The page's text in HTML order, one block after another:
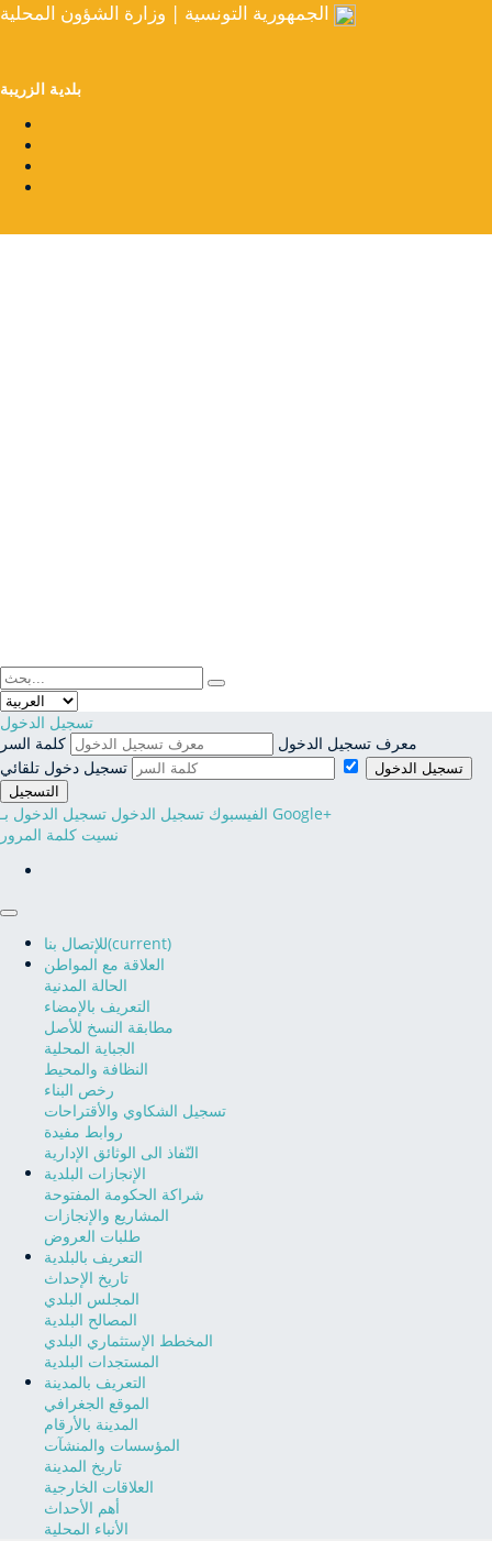
الجمهورية التونسية | وزارة الشؤون المحلية
بلدية الزريبة
فضاء الجمعيات
النفاذ إلى المعلومة
تسجيل الدخول
معرف تسجيل الدخول
كلمة السر
تسجيل دخول تلقائي
تسجيل الدخول
التسجيل
الفيسبوك تسجيل الدخول تسجيل الدخول بـ Google+
نسيت كلمة المرور
للإتصال بنا(current)
العلاقة مع المواطن
الحالة المدنية
التعريف بالإمضاء
مطابقة النسخ للأصل
الجباية المحلية
النظافة والمحيط
رخص البناء
تسجيل الشكاوي والأقتراحات
روابط مفيدة
النّفاذ الى الوثائق الإدارية
الإنجازات البلدية
شراكة الحكومة المفتوحة
المشاريع والإنجازات
طلبات العروض
التعريف بالبلدية
تاريخ الإحداث
المجلس البلدي
المصالح البلدية
المخطط الإستثماري البلدي
المستجدات البلدية
التعريف بالمدينة
الموقع الجغرافي
المدينة بالأرقام
المؤسسات والمنشآت
تاريخ المدينة
العلاقات الخارجية
أهم الأحداث
الأنباء المحلية